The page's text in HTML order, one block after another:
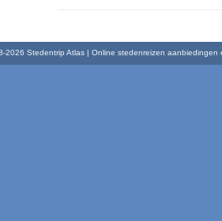
2026 Stedentrip Atlas | Online stedenreizen